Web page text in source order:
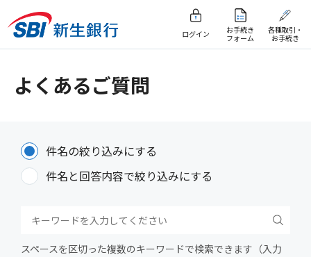
ログイン
お手続き
フォーム
各種取引・
お手続き
よくあるご質問
件名の絞り込みにする
件名と回答内容で絞り込みにする
スペースを区切った複数のキーワードで検索できます（入力